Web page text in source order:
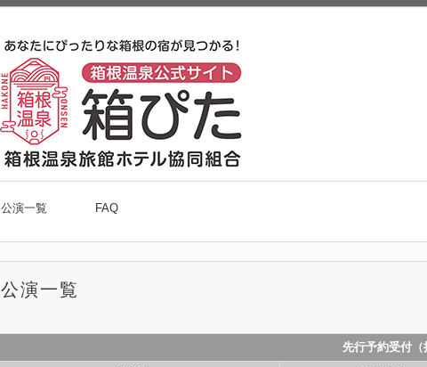
公演一覧 FAQ
公演一覧
先行予約受付（